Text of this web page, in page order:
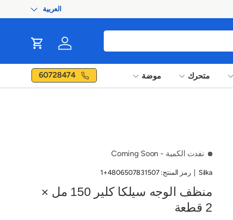
to content
اللغة
العربية
Log in
Cart
متحرك موضة 60728474
نفدت الكمية - Coming Soon
Silka رمز المنتج: 4806507831507+1
منظف ​​الوجه سيلكا كلير 150 مل ×
2 قطعة